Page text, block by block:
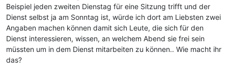
Beispiel jeden zweiten Dienstag für eine Sitzung trifft und der
Dienst selbst ja am Sonntag ist, würde ich dort am Liebsten zwei
Angaben machen können damit sich Leute, die sich für den
Dienst interessieren, wissen, an welchem Abend sie frei sein
müssten um in dem Dienst mitarbeiten zu können.. Wie macht ihr
das?